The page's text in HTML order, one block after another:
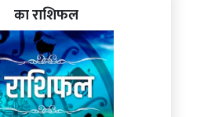
का राशिफल